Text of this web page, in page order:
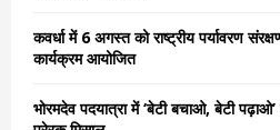
कवर्धा में 6 अगस्त को राष्ट्रीय पर्यावरण
कार्यक्रम आयोजित
भोरमदेव पदयात्रा में ‘बेटी बचाओ, बेटी